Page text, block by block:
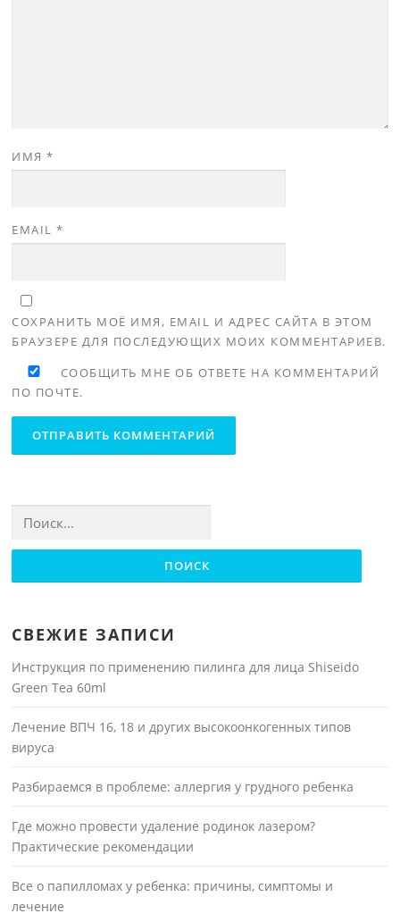
ИМЯ*
EMAIL*
СОХРАНИТЬ МОЁ ИМЯ, EMAIL И АДРЕС САЙТА В ЭТОМ
БРАУЗЕРЕ ДЛЯ ПОСЛЕДУЮЩИХ МОИХ КОММЕНТАРИЕВ.
СООБЩИТЬ МНЕ ОБ ОТВЕТЕ НА КОММЕНТАРИЙ
ПО ПОЧТЕ.
СВЕЖИЕ ЗАПИСИ
Инструкция по применению пилинга для лица Shiseido
Green Tea 60ml
Лечение ВПЧ 16, 18 и других высокоонкогенных типов
вируса
Разбираемся в проблеме: аллергия у грудного ребенка
Где можно провести удаление родинок лазером?
Практические рекомендации
Все о папилломах у ребенка: причины, симптомы и
лечение